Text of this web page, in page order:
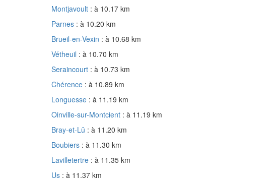
Montjavoult : à 10.17 km
Parnes : à 10.20 km
Brueil-en-Vexin : à 10.68 km
Vétheuil : à 10.70 km
Seraincourt : à 10.73 km
Chérence : à 10.89 km
Longuesse : à 11.19 km
Oinville-sur-Montcient : à 11.19 km
Bray-et-Lû : à 11.20 km
Boubiers : à 11.30 km
Lavilletertre : à 11.35 km
Us : à 11.37 km